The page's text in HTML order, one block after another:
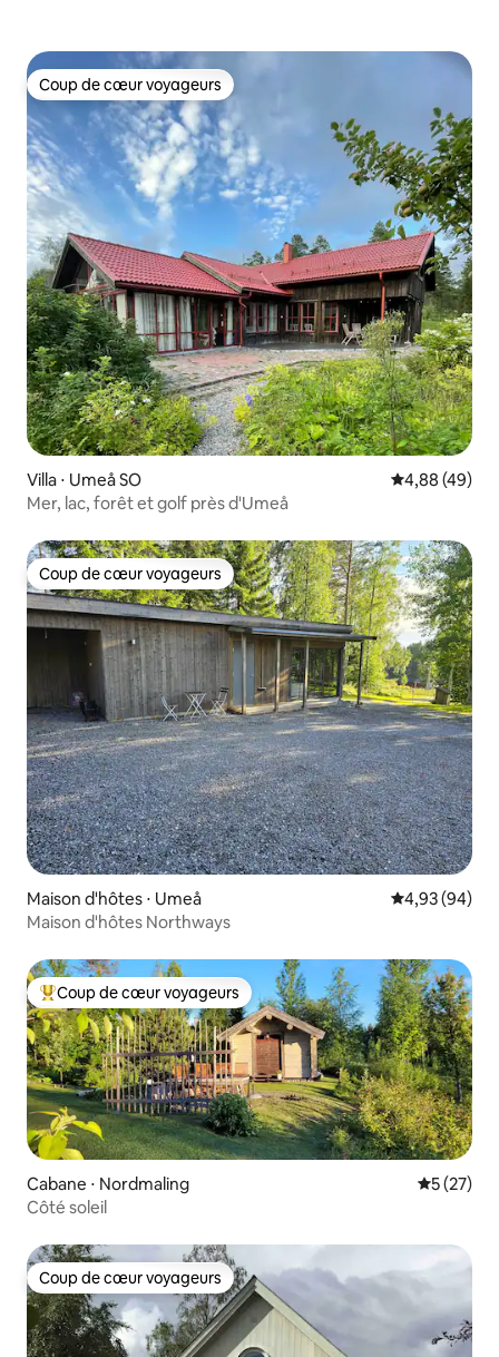
Coup de cœur voyageurs
Coup de cœur voyageurs
Villa ⋅ Umeå SO Évaluation
4,88 (49)
Mer, lac, forêt et golf près d'Umeå
Coup de cœur voyageurs
Coup de cœur voyageurs
Maison d'hôtes ⋅ Umeå Évaluation
4,93 (94)
Maison d'hôtes Northways
Coups de cœur voyageurs les plus appréciés
Coup de cœur voyageurs
Cabane ⋅ Nordmaling
5 (27)
Côté soleil
Coup de cœur voyageurs
Coup de cœur voyageurs